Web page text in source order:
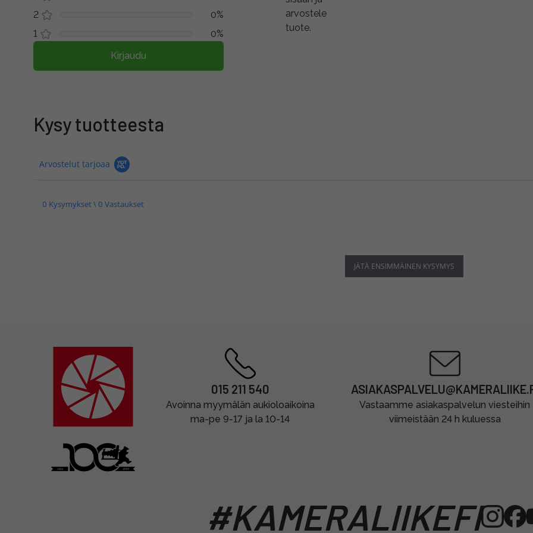
2
0%
1
0%
Kirjaudu
arvostele
tuote.
Kysy tuotteesta
Arvostelut tarjoaa
0 Kysymykset \ 0 Vastaukset
JÄTÄ ENSIMMÄINEN KYSYMYS
015 211 540
Avoinna myymälän aukioloaikoina
ma-pe 9-17 ja la 10-14
Vastaamme asiakaspalvelun viesteihin
viimeistään 24 h kuluessa
#KAMERALIIKEFI